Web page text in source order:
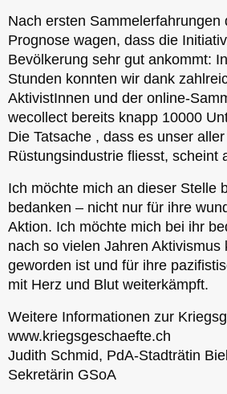
Nach ersten Sammelerfahrungen
Prognose wagen, dass die
Bevölkerung sehr gut ankommt:
Stunden konnten wir dank
AktivistInnen und der online-
wecollect bereits knapp 10000
Die Tatsache , dass es unser
Rüstungsindustrie fliesst, scheint
Ich möchte mich an dieser Stelle
bedanken – nicht nur für ihre
Aktion. Ich möchte mich bei ihr
nach so vielen Jahren Aktivismus
geworden ist und für ihre
mit Herz und Blut weiterkämpft.
Weitere Informationen zur
www.kriegsgeschaefte.ch
Judith Schmid, PdA-Stadträtin
Sekretärin GSoA